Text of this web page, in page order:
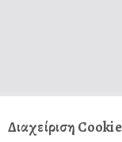
Διαχείριση